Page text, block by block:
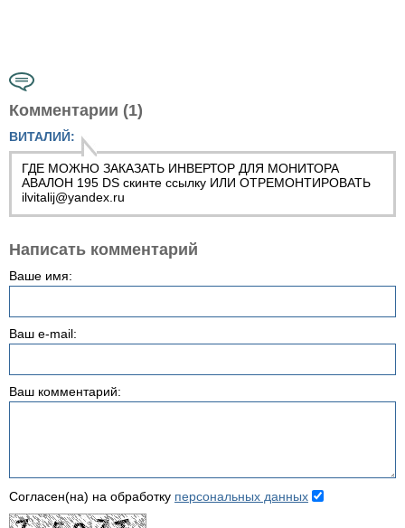
Комментарии (1)
ВИТАЛИЙ:
ГДЕ МОЖНО ЗАКАЗАТЬ ИНВЕРТОР ДЛЯ МОНИТОРА
АВАЛОН 195 DS скинте ссылку ИЛИ ОТРЕМОНТИРОВАТЬ
ilvitalij@yandex.ru
Написать комментарий
Ваше имя:
Ваш e-mail:
Ваш комментарий:
Согласен(на) на обработку персональных данных